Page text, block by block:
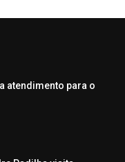
atendimento para o